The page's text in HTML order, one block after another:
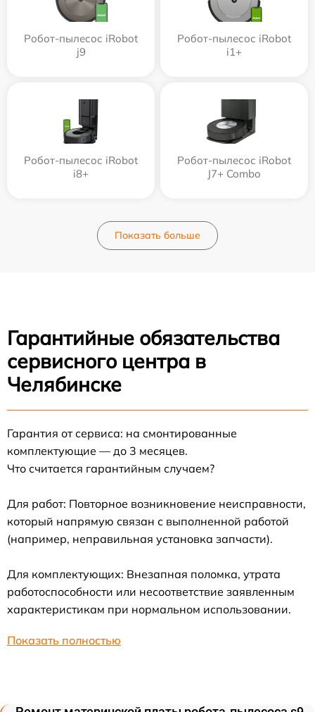
Робот-пылесос iRobot
j9
Робот-пылесос iRobot
i1+
Робот-пылесос iRobot
i8+
Робот-пылесос iRobot
J7+ Combo
Показать больше
Гарантийные обязательства
сервисного центра в
Челябинске
Гарантия от сервиса: на смонтированные
комплектующие — до 3 месяцев.
Что считается гарантийным случаем?
Для работ: Повторное возникновение неисправности,
который напрямую связан с выполненной работой
(например, неправильная установка запчасти).
Для комплектующих: Внезапная поломка, утрата
работоспособности или несоответствие заявленным
характеристикам при нормальном использовании.
Показать полностью